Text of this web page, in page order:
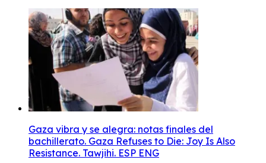
Gaza vibra y se alegra: notas finales del
bachillerato. Gaza Refuses to Die: Joy Is Also
Resistance. Tawjihi. ESP ENG